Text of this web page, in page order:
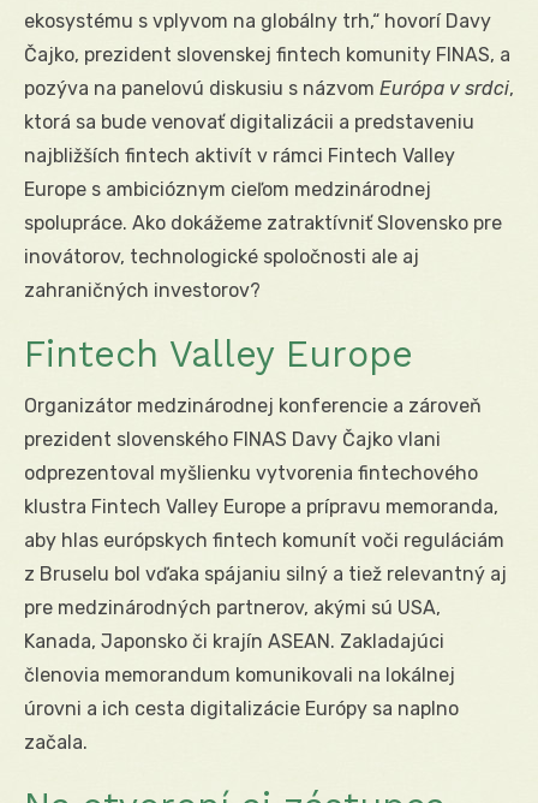
ekosystému s vplyvom na globálny trh,“ hovorí Davy
Čajko, prezident slovenskej fintech komunity FINAS, a
pozýva na panelovú diskusiu s názvom Európa v srdci,
ktorá sa bude venovať digitalizácii a predstaveniu
najbližších fintech aktivít v rámci Fintech Valley
Europe s ambicióznym cieľom medzinárodnej
spolupráce. Ako dokážeme zatraktívniť Slovensko pre
inovátorov, technologické spoločnosti ale aj
zahraničných investorov?
Fintech Valley Europe
Organizátor medzinárodnej konferencie a zároveň
prezident slovenského FINAS Davy Čajko vlani
odprezentoval myšlienku vytvorenia fintechového
klustra Fintech Valley Europe a prípravu memoranda,
aby hlas európskych fintech komunít voči reguláciám
z Bruselu bol vďaka spájaniu silný a tiež relevantný aj
pre medzinárodných partnerov, akými sú USA,
Kanada, Japonsko či krajín ASEAN. Zakladajúci
členovia memorandum komunikovali na lokálnej
úrovni a ich cesta digitalizácie Európy sa naplno
začala.